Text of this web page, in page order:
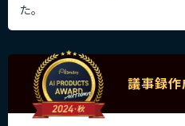
た。
議事録